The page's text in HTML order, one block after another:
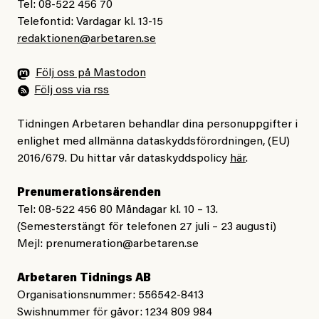
händelsen under de senaste 150 åren är endast
omkring 0,5 grader.
Han avslutar:
”Modellerna förutspår något som ligger utanför ramen
för allt vi någonsin har observerat.”
Skäl till panik? Ja.
Gaslightande debattklimat om
klimatet
här verkligheten som vårt offentliga samtal befinner
sig. Ingenstans säger någon som det är. Till och med
diskriminering på etnisk grund.
Många tror nog att Sverige behandlar romer och EU-
rasismen är mer uttalad. Kommitténs yttrande vänder
på många sätt upp och ner på idén om den svenska
givmildheten och blottlägger en stat som givit upp på
sitt ansvar gentemot europeiska medborgare och de
mänskliga rättigheterna.
Undviker vård av rädsla för
kostnader
Gävle faktureras 179 251 kronor. Kostnaderna är
förstås omöjliga för en person i marginaliserad tillvaro
Tel: 08-522 456 70
Telefontid: Vardagar kl. 13-15
redaktionen@arbetaren.se
Följ oss på Mastodon
Följ oss via rss
Tidningen Arbetaren behandlar dina personuppgifter i
enlighet med allmänna dataskyddsförordningen, (EU)
2016/679. Du hittar vår dataskyddspolicy här.
Prenumerationsärenden
Tel: 08-522 456 80 Måndagar kl. 10 – 13.
(Semesterstängt för telefonen 27 juli – 23 augusti)
Mejl: prenumeration@arbetaren.se
Arbetaren Tidnings AB
Organisationsnummer: 556542-8413
Swishnummer för gåvor: 1234 809 984